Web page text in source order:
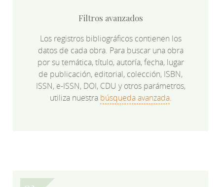
Filtros avanzados
Los registros bibliográficos contienen los
datos de cada obra. Para buscar una obra
por su temática, título, autoría, fecha, lugar
de publicación, editorial, colección, ISBN,
ISSN, e-ISSN, DOI, CDU y otros parámetros,
utiliza nuestra búsqueda avanzada.